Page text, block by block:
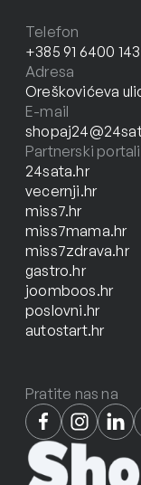
Telefon
+385 91 6400 143
Adresa
Oreškovićeva
E-mail
Partnerski portali
24sata.hr
vecernji.hr
miss7.hr
miss7mama.hr
miss7zdrava.hr
gastro.hr
joomboos.hr
poslovni.hr
autostart.hr
Pratite nas na